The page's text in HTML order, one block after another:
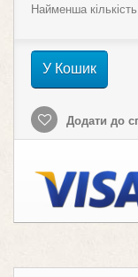
Найменша
У Кошик
Додати до